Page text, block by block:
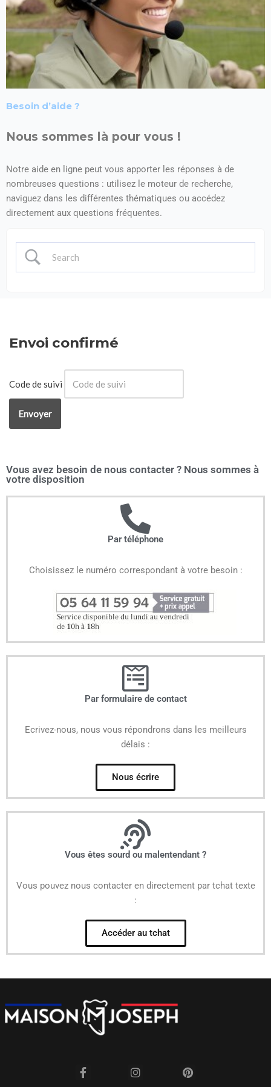
Besoin d’aide ?
Nous sommes là pour vous !
Notre aide en ligne peut vous apporter les réponses à de
nombreuses questions : utilisez le moteur de recherche,
naviguez dans les différentes thématiques ou accédez
directement aux questions fréquentes.
Envoi confirmé
Code de suivi
Envoyer
Vous avez besoin de nous contacter ? Nous sommes à
votre disposition
Par téléphone
Choisissez le numéro correspondant à votre besoin :
Par formulaire de contact
Ecrivez-nous, nous vous répondrons dans les meilleurs
délais :
Nous écrire
Vous êtes sourd ou malentendant ?
Vous pouvez nous contacter en directement par tchat texte
:
Accéder au tchat